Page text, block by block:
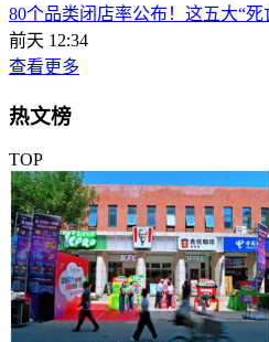
80个品类闭店率公布！这五大“死
前天 12:34
查看更多
热文榜
TOP